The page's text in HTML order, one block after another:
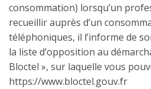
consommation) lorsqu’un
recueillir auprès d’un
téléphoniques, il l’informe de
la liste d’opposition au
Bloctel », sur laquelle vous
https://www.bloctel.gouv.fr